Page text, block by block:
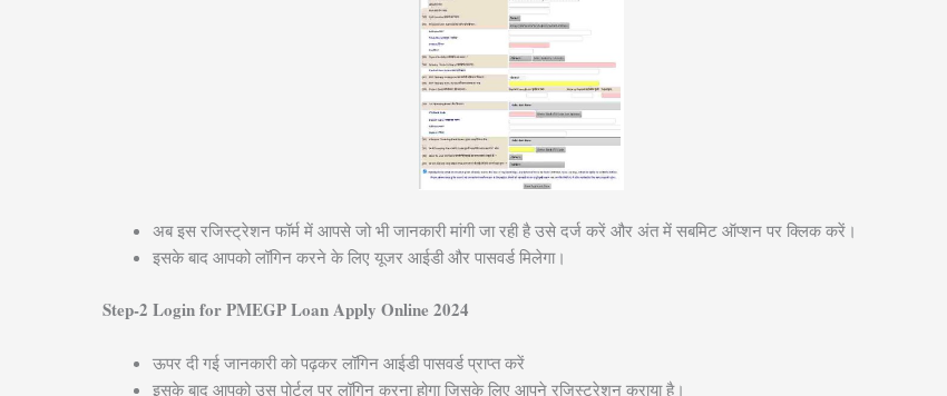
अब इस रजिस्ट्रेशन फॉर्म में आपसे जो भी जानकारी मांगी जा रही है उसे दर्ज करें और अंत में सबमिट ऑप्शन पर क्लिक करें।
इसके बाद आपको लॉगिन करने के लिए यूजर आईडी और पासवर्ड मिलेगा।
Step-2 Login for PMEGP Loan Apply Online 2024
ऊपर दी गई जानकारी को पढ़कर लॉगिन आईडी पासवर्ड प्राप्त करें
इसके बाद आपको उस पोर्टल पर लॉगिन करना होगा जिसके लिए आपने रजिस्ट्रेशन कराया है।